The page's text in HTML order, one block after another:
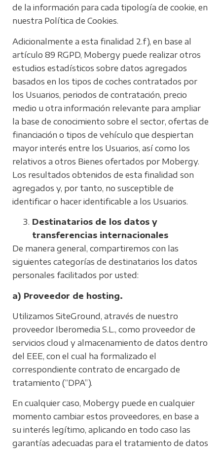
de la información para cada tipología de cookie, en
nuestra Política de Cookies.
Adicionalmente a esta finalidad 2.f), en base al
artículo 89 RGPD, Mobergy puede realizar otros
estudios estadísticos sobre datos agregados
basados en los tipos de coches contratados por
los Usuarios, periodos de contratación, precio
medio u otra información relevante para ampliar
la base de conocimiento sobre el sector, ofertas de
financiación o tipos de vehículo que despiertan
mayor interés entre los Usuarios, así como los
relativos a otros Bienes ofertados por Mobergy.
Los resultados obtenidos de esta finalidad son
agregados y, por tanto, no susceptible de
identificar o hacer identificable a los Usuarios.
Destinatarios de los datos y
transferencias internacionales
De manera general, compartiremos con las
siguientes categorías de destinatarios los datos
personales facilitados por usted:
a) Proveedor de hosting.
Utilizamos SiteGround, através de nuestro
proveedor Iberomedia S.L., como proveedor de
servicios cloud y almacenamiento de datos dentro
del EEE, con el cual ha formalizado el
correspondiente contrato de encargado de
tratamiento (“DPA”).
En cualquier caso, Mobergy puede en cualquier
momento cambiar estos proveedores, en base a
su interés legítimo, aplicando en todo caso las
garantías adecuadas para el tratamiento de datos